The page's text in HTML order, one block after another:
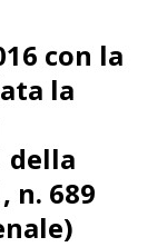
con la
la
della
n. 689